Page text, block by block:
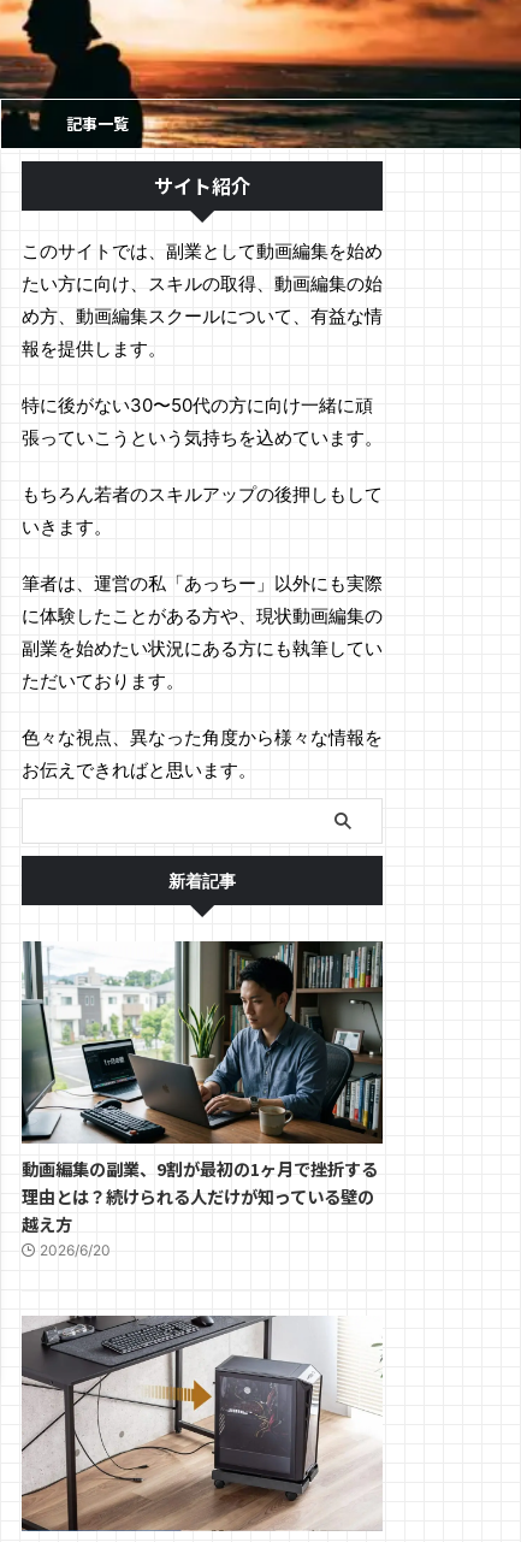
記事一覧
サイト紹介
このサイトでは、副業として動画編集を始め
たい方に向け、スキルの取得、動画編集の始
め方、動画編集スクールについて、有益な情
報を提供します。
特に後がない30〜50代の方に向け一緒に頑
張っていこうという気持ちを込めています。
もちろん若者のスキルアップの後押しもして
いきます。
筆者は、運営の私「あっちー」以外にも実際
に体験したことがある方や、現状動画編集の
副業を始めたい状況にある方にも執筆してい
ただいております。
色々な視点、異なった角度から様々な情報を
お伝えできればと思います。
新着記事
動画編集の副業、9割が最初の1ヶ月で挫折する
理由とは？続けられる人だけが知っている壁の
越え方
2026/6/20